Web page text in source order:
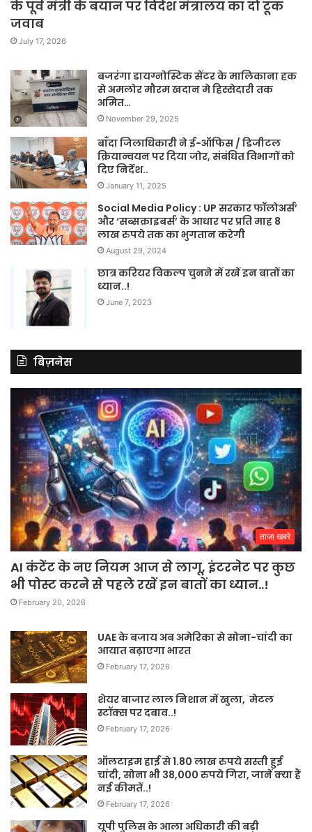
के पूर्व मंत्री के बयान पर विदेश मंत्रालय का दो टूक
जवाब
July 17, 2026
बजरंगा डायग्नोस्टिक सेंटर के मालिकाना हक
से अमलोर मौरम खदान मे हिस्सेदारी तक
अमित…
November 29, 2025
बाँदा जिलाधिकारी ने ई-ऑफिस / डिजीटल
क्रियान्वयन पर दिया जोर, संबंधित विभागों को
दिए निर्देश..
January 11, 2025
Social Media Policy : UP सरकार फॉलोअर्स’
और ‘सब्सक्राइबर्स’ के आधार पर प्रति माह 8
लाख रुपये तक का भुगतान करेगी
August 29, 2024
छात्र करियर विकल्प चुनने में रखें इन बातों का
ध्यान..!
June 7, 2023
बिज़नेस
ताजा खबरे
AI कंटेंट के नए नियम आज से लागू, इंटरनेट पर कुछ
भी पोस्ट करने से पहले रखें इन बातों का ध्यान..!
February 20, 2026
UAE के बजाय अब अमेरिका से सोना-चांदी का
आयात बढ़ाएगा भारत
February 17, 2026
शेयर बाजार लाल निशान में खुला, मेटल
स्टॉक्स पर दबाव..!
February 17, 2026
ऑलटाइम हाई से 1.80 लाख रुपये सस्ती हुई
चांदी, सोना भी 38,000 रुपये गिरा, जानें क्या हैं
नई कीमतें..!
February 17, 2026
यूपी पुलिस के आला अधिकारी की बड़ी